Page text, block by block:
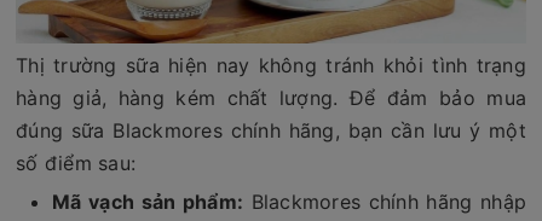
Thị trường sữa hiện nay không tránh khỏi tình trạng
hàng giả, hàng kém chất lượng. Để đảm bảo mua
đúng sữa Blackmores chính hãng, bạn cần lưu ý một
số điểm sau:
Mã vạch sản phẩm: Blackmores chính hãng nhập